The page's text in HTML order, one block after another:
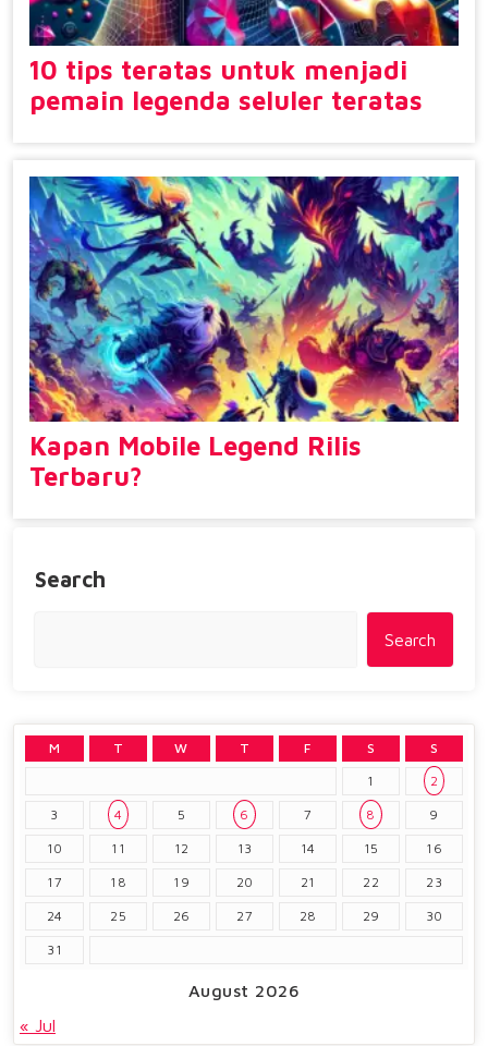
10 tips teratas untuk menjadi
pemain legenda seluler teratas
Kapan Mobile Legend Rilis
Terbaru?
Search
Search
August 2026
M T W T F S
S
1
2
3 4 5 6 7 8 9
10 11 12 13 14 15 16
17 18 19 20 21 22 23
24 25 26 27 28 29 30
31
« Jul